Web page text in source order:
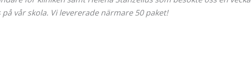
vår skola. Vi levererade närmare 50 paket!